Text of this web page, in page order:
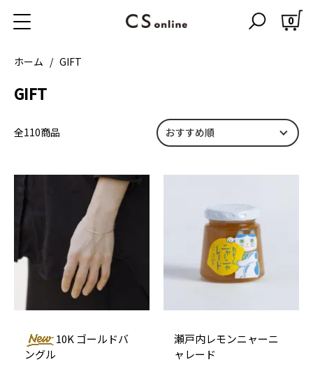
0
プライバシーポリシー
会員ログイン・変更
Facebook
ホーム GIFT
GIFT
全110商品
10K ゴールドバ
ングル
瀬戸内レモンニャーニ
ャレード